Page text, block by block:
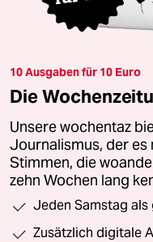
10 Ausgaben für 10 Euro
Die
Unsere wochentaz
Journalismus, der es
Stimmen, die
zehn Wochen lang
Jeden Samstag
Zusätzlich digitale